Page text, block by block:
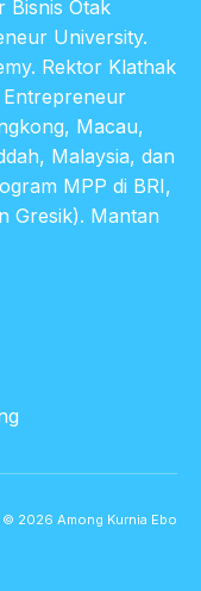
Bisnis Otak
University.
Rektor Klathak
Entrepreneur
Macau,
Malaysia, dan
MPP di BRI,
Gresik). Mantan
© 2026 Among Kurnia Ebo